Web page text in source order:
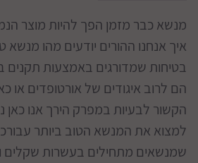
מנשא כבר מזמן הפך להיות מוצר
איך אנחנו ההורים יודעים מהו מנשא
בטיחות שמדורגים באמצעות תקנים
הם לרוב איגודים של אורטופדים או
הקשור לבעיות במפרק הירך אנו כאן
למצוא את המנשא הטוב ביותר
שמנשאים מתחילים בעשרות שקלים